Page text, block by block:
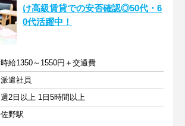
け高級賃貸での安否確認◎50代・6
0代活躍中！
時給1350～1550円＋交通費
派遣社員
週2日以上 1日5時間以上
佐野駅